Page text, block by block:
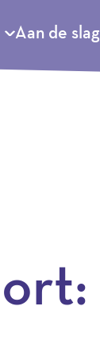
Aan de slag